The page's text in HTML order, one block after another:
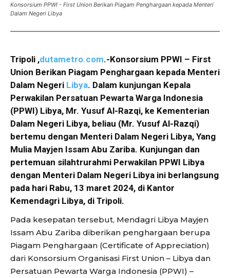
Konsorsium PPWI - First Union Berikan Piagam Penghargaan kepada Menteri
Dalam Negeri Libya
Tripoli ,dutametro.com.-Konsorsium PPWI – First
Union Berikan Piagam Penghargaan kepada Menteri
Dalam Negeri Libya. Dalam kunjungan Kepala
Perwakilan Persatuan Pewarta Warga Indonesia
(PPWI) Libya, Mr. Yusuf Al-Razqi, ke Kementerian
Dalam Negeri Libya, beliau (Mr. Yusuf Al-Razqi)
bertemu dengan Menteri Dalam Negeri Libya, Yang
Mulia Mayjen Issam Abu Zariba. Kunjungan dan
pertemuan silahtrurahmi Perwakilan PPWI Libya
dengan Menteri Dalam Negeri Libya ini berlangsung
pada hari Rabu, 13 maret 2024, di Kantor
Kemendagri Libya, di Tripoli.
Pada kesepatan tersebut, Mendagri Libya Mayjen
Issam Abu Zariba diberikan penghargaan berupa
Piagam Penghargaan (Certificate of Appreciation)
dari Konsorsium Organisasi First Union – Libya dan
Persatuan Pewarta Warga Indonesia (PPWI) –